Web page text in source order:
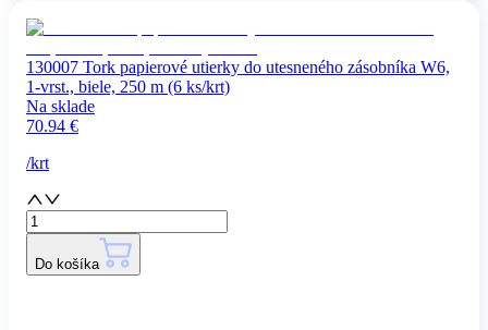
130007 Tork papierové utierky do utesneného zásobníka W6,
1-vrst., biele, 250 m (6 ks/krt)
Na sklade
70.94 €
/krt
Do košíka